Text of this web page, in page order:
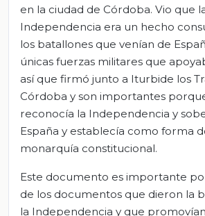
en la ciudad de Córdoba. Vio que
Independencia era un hecho
los batallones que venían de
únicas fuerzas militares que
así que firmó junto a Iturbide los
Córdoba y son importantes
reconocía la Independencia y
España y establecía como forma
monarquía constitucional.
Este documento es importante
de los documentos que dieron la
la Independencia y que